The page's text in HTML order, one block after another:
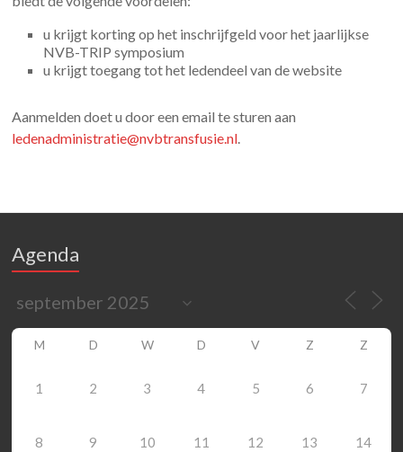
u krijgt korting op het inschrijfgeld voor het jaarlijkse
NVB-TRIP symposium
u krijgt toegang tot het ledendeel van de website
Aanmelden doet u door een email te sturen aan
ledenadministratie@nvbtransfusie.nl.
Agenda
M D W D V Z Z
1 2 3 4 5 6 7
8 9 10 11 12 13 14